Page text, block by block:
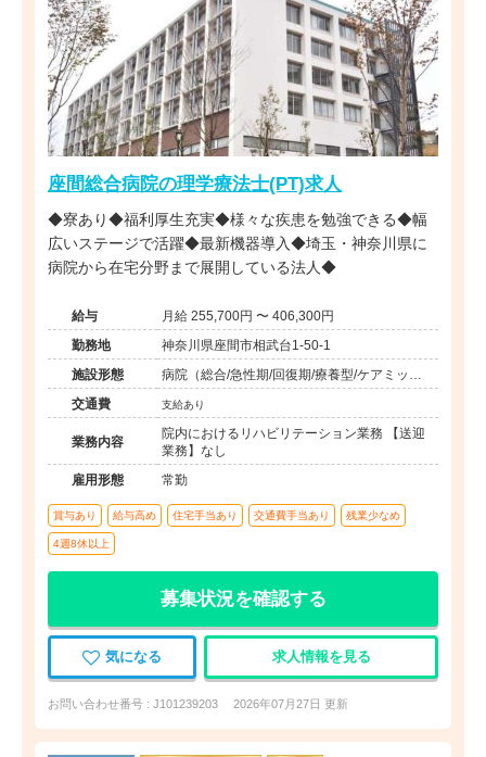
座間総合病院の理学療法士(PT)求人
◆寮あり◆福利厚生充実◆様々な疾患を勉強できる◆幅
広いステージで活躍◆最新機器導入◆埼玉・神奈川県に
病院から在宅分野まで展開している法人◆
給与
月給 255,700円 〜 406,300円
勤務地
神奈川県座間市相武台1-50-1
施設形態
病院（総合/急性期/回復期/療養型/ケアミック
ス）
交通費 支給あり
業務内容
院内におけるリハビリテーション業務 【送迎
業務】なし
雇用形態
常勤
賞与あり 給与高め 住宅手当あり 交通費手当あり 残業少なめ
4週8休以上
募集状況を確認する
気になる 求人情報を見る
お問い合わせ番号 : J101239203 2026年07月27日 更新